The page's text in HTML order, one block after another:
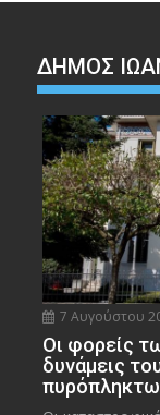
ΔΗΜΟΣ
7 Αυγούστου
Οι φορείς
δυνάμεις